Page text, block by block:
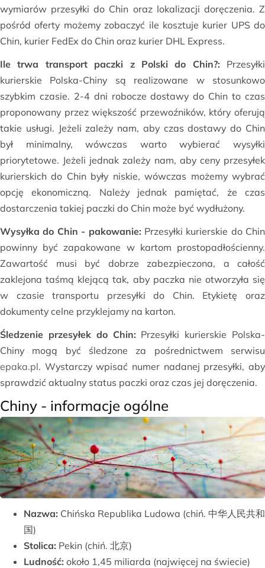
wymiarów przesyłki do Chin oraz lokalizacji doręczenia. Z
pośród oferty możemy zobaczyć ile kosztuje kurier UPS do
Chin, kurier FedEx do Chin oraz kurier DHL Express.
Ile trwa transport paczki z Polski do Chin?: Przesyłki
kurierskie Polska-Chiny są realizowane w stosunkowo
szybkim czasie. 2-4 dni robocze dostawy do Chin to czas
proponowany przez większość przewoźników, który oferują
takie usługi. Jeżeli zależy nam, aby czas dostawy do Chin
był minimalny, wówczas warto wybierać wysyłki
priorytetowe. Jeżeli jednak zależy nam, aby ceny przesyłek
kurierskich do Chin były niskie, wówczas możemy wybrać
opcję ekonomiczną. Należy jednak pamiętać, że czas
dostarczenia takiej paczki do Chin może być wydłużony.
Wysyłka do Chin - pakowanie: Przesyłki kurierskie do Chin
powinny być zapakowane w kartom prostopadłościenny.
Zawartość musi być dobrze zabezpieczona, a całość
zaklejona taśmą klejącą tak, aby paczka nie otworzyła się
w czasie transportu przesyłki do Chin. Etykietę oraz
dokumenty celne przyklejamy na karton.
Śledzenie przesyłek do Chin: Przesyłki kurierskie Polska-
Chiny mogą być śledzone za pośrednictwem serwisu
epaka.pl. Wystarczy wpisać numer nadanej przesyłki, aby
sprawdzić aktualny status paczki oraz czas jej doręczenia.
Chiny - informacje ogólne
Nazwa: Chińska Republika Ludowa (chiń. 中华人民共和
国)
Stolica: Pekin (chiń. 北京)
Ludność: około 1,45 miliarda (najwięcej na świecie)